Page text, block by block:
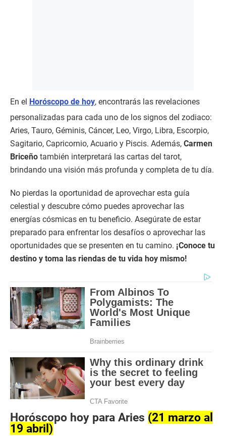
En el Horóscopo de hoy, encontrarás las revelaciones
personalizadas para cada uno de los signos del zodiaco:
Aries, Tauro, Géminis, Cáncer, Leo, Virgo, Libra, Escorpio,
Sagitario, Capricornio, Acuario y Piscis. Además, Carmen
Briceño también interpretará las cartas del tarot,
brindando una visión más profunda y completa de tu día.
No pierdas la oportunidad de aprovechar esta guía
celestial y descubre cómo puedes aprovechar las
energías cósmicas en tu beneficio. Asegúrate de estar
preparado para enfrentar los desafíos o aprovechar las
oportunidades que se presenten en tu camino. ¡Conoce tu
destino y toma las riendas de tu vida hoy mismo!
Horóscopo hoy para Aries (21 marzo al
19 abril)